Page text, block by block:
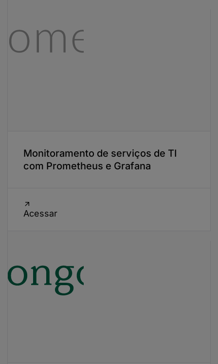
Monitoramento de serviços de TI
com Prometheus e Grafana
Acessar